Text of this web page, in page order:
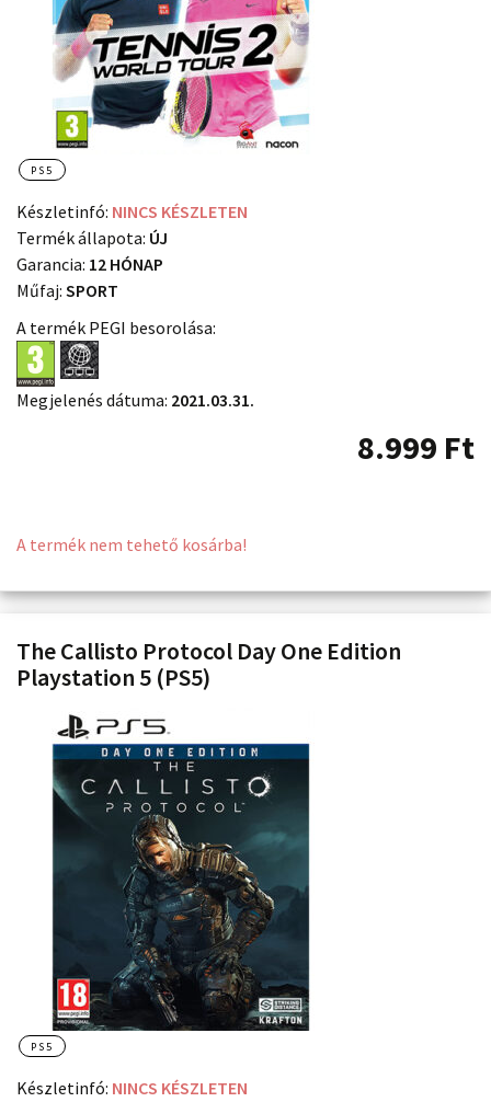
PS5
Készletinfó: NINCS KÉSZLETEN
Termék állapota: ÚJ
Garancia: 12 HÓNAP
Műfaj: SPORT
A termék PEGI besorolása:
Megjelenés dátuma: 2021.03.31.
8.999 Ft
A termék nem tehető kosárba!
The Callisto Protocol Day One Edition
Playstation 5 (PS5)
PS5
Készletinfó: NINCS KÉSZLETEN